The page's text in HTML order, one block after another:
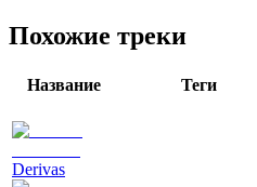
Похожие треки
Название Теги
Derivas